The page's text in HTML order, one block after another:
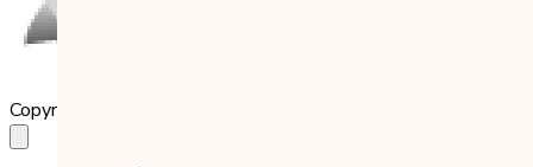
Copyright 2023 Babilala Class